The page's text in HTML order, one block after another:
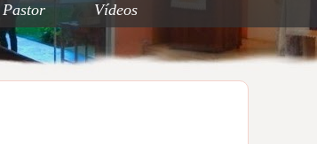
Vídeos